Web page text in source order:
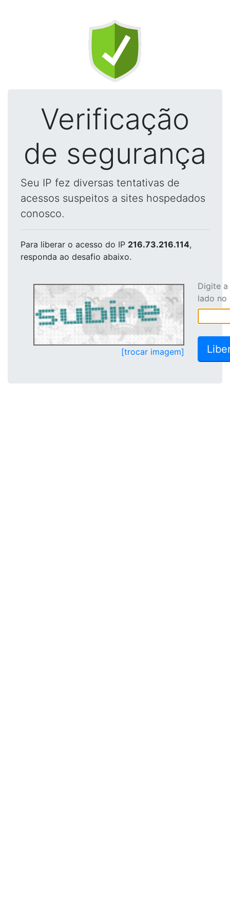
Verificação
de segurança
Seu IP fez diversas tentativas de
acessos suspeitos a sites hospedados
conosco.
Para liberar o acesso do IP 216.73.216.114,
responda ao desafio abaixo.
[trocar imagem]
Digite
lado no